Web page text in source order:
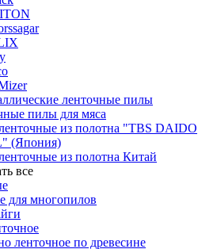
ленточные пилы
пилы для мяса
из полотна "TBS DAIDO
(Япония)
из полотна Китай
все
для многопилов
ленточное по древесине